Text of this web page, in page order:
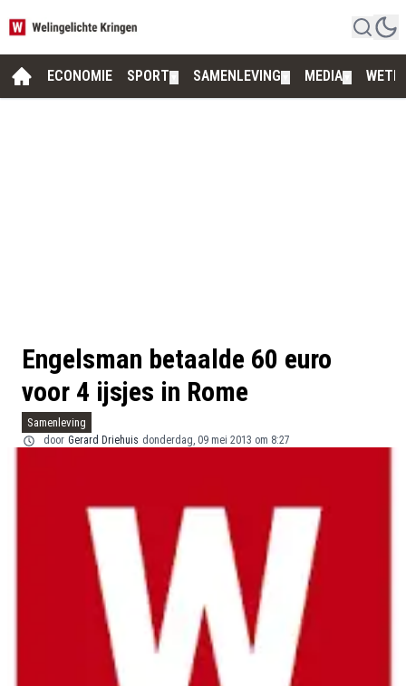
ECONOMIE SPORT SAMENLEVING MEDIA
Engelsman betaalde 60 euro
voor 4 ijsjes in Rome
Samenleving
door Gerard Driehuis donderdag, 09 mei 2013 om 8:27